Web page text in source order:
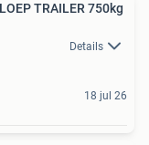
TRAILER 750kg
Details
18 jul 26